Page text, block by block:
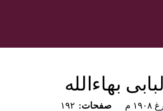
بهاءالله
۱۹۲ :صفحات م